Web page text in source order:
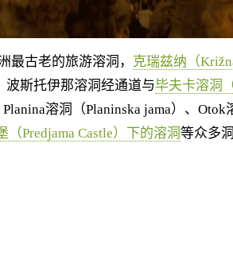
最古老的旅游溶洞， 克瑞兹纳（
波斯托伊那溶洞经通道与毕夫卡溶洞
Planina溶洞（Planinska jama）、Otok
（Predjama Castle）下的溶洞等众多